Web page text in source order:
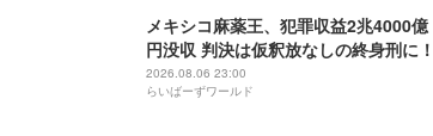
メキシコ麻薬王、犯罪収益2兆4000億
円没収 判決は仮釈放なしの終身刑に！
2026.08.06 23:00
らいばーずワールド